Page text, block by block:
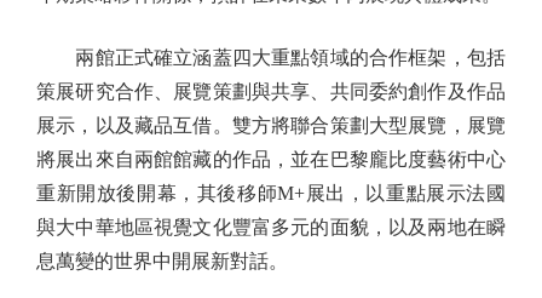
兩館正式確立涵蓋四大重點領域的合作框架，包括
策展研究合作、展覽策劃與共享、共同委約創作及作品
展示，以及藏品互借。雙方將聯合策劃大型展覽，展覽
將展出來自兩館館藏的作品，並在巴黎龐比度藝術中心
重新開放後開幕，其後移師M+展出，以重點展示法國
與大中華地區視覺文化豐富多元的面貌，以及兩地在瞬
息萬變的世界中開展新對話。